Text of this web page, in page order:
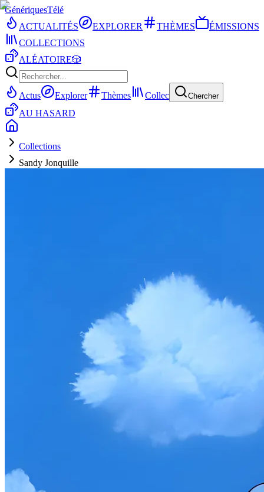
GénériquesTélé
ACTUALITÉS
EXPLORER THÈMES
ÉMISSIONS
COLLECTIONS
ALÉATOIRE🎲
Actus Explorer Thèmes Collec Chercher
AU HASARD
Collections
Sandy Jonquille